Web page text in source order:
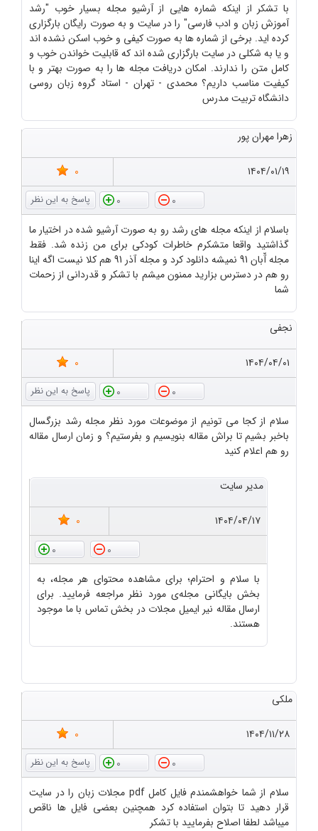
با تشکر از اینکه شماره هایی از آرشیو مجله بسیار خوب "رشد
آموزش زبان و ادب فارسی" را در سایت و به صورت رایگان بارگزاری
کرده اید. برخی از شماره ها به صورت کیفی و خوب اسکن نشده اند
و یا به شکلی در سایت بارگزاری شده اند که قابلیت خواندن خوب و
کامل متن را ندارند. امکان دریافت مجله ها را به صورت بهتر و با
کیفیت مناسب داریم؟ محمدی - تهران - استاد گروه زبان روسی
دانشگاه تربیت مدرس
زهرا مهران پور
۱۴۰۴/۰۱/۱۹
0
0
0
باسلام از اینکه مجله های رشد رو به صورت آرشیو شده در اختیار ما
گذاشتید واقعا متشکرم خاطرات کودکی برای من زنده شد. فقط
مجله آّبان 91 نمیشه دانلود کرد و مجله آذر 91 هم کلا نیست اگه اینا
رو هم در دسترس بزارید ممنون میشم با تشکر و قدردانی از زحمات
شما
نجفی
۱۴۰۴/۰۴/۰۱
0
0
0
سلام از کجا می تونیم از موضوعات مورد نظر مجله رشد بزرگسال
باخبر بشیم تا براش مقاله بنویسیم و بفرستیم؟ و زمان ارسال مقاله
رو هم اعلام کنید
مدیر سایت
۱۴۰۴/۰۴/۱۷
0
0
0
با سلام و احترام؛ برای مشاهده محتوای هر مجله، به
بخش بایگانی مجله‌ی مورد نظر مراجعه فرمایید. برای
ارسال مقاله نیر ایمیل مجلات در بخش تماس با ما موجود
هستند.
ملکی
۱۴۰۴/۱۱/۲۸
0
0
0
سلام از شما خواهشمندم فایل کامل pdf مجلات زبان را در سایت
قرار دهید تا بتوان استفاده کرد همچنین بعضی فایل ها ناقص
میباشد لطفا اصلاح بفرمایید با تشکر